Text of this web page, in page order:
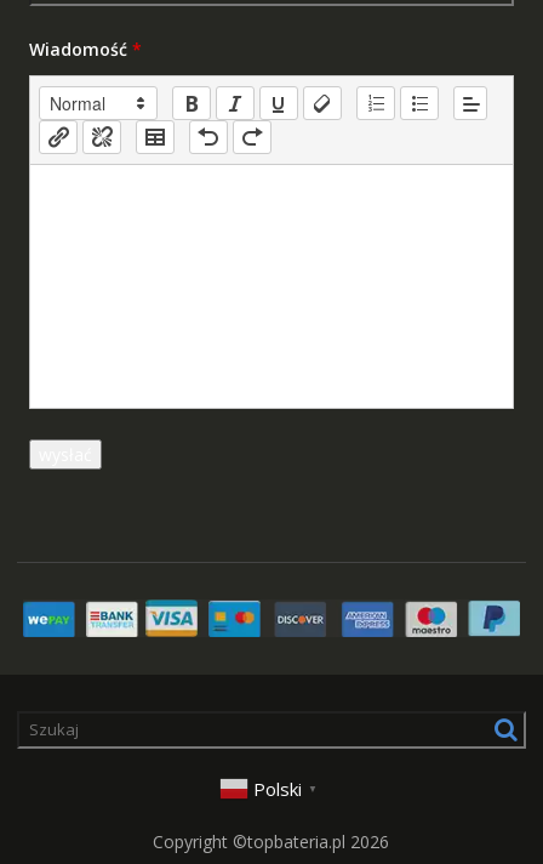
Wiadomość *
Polski ▼
Copyright ©topbateria.pl 2026